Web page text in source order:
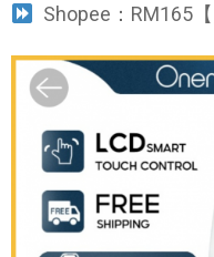
Shopee：RM165【